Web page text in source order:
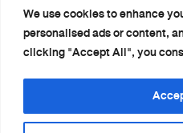
We use cookies to enhance
personalised ads or content,
clicking "Accept All", you
หน้าแรก
เกี่ยวกับโรงพยาบาล
ห้องพักผู้ป่วย
รายชื่อแพทย์